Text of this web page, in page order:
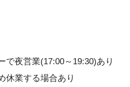
夜営業(17:00～19:30)あり
休業する場合あり